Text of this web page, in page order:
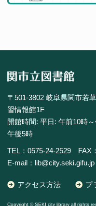
〒501-3802 岐阜県関市若
習情報館1F
開館時間: 平日: 午前10時
午後5時
TEL：0575-24-2529 FAX
E-mail：lib@city.seki.gifu.jp
アクセス方法 プ
Copyright © SEKI city library all rights